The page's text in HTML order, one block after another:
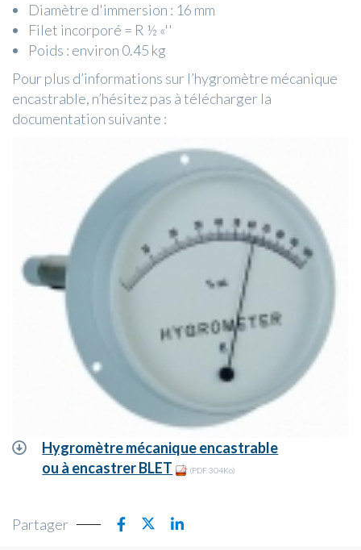
Diamètre d'immersion : 16 mm
Filet incorporé = R ½ «''
Poids : environ 0.45 kg
Pour plus d’informations sur l’hygromètre mécanique
encastrable, n’hésitez pas à télécharger la
documentation suivante :
Hygromètre mécanique encastrable
ou à encastrer BLET
(PDF 304Ko)
Partager